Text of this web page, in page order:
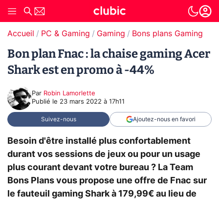
Accueil PC & Gaming Gaming Bons plans Gaming
Bon plan Fnac : la chaise gaming Acer
Shark est en promo à -44%
Par Robin Lamorlette
Publié le 23 mars 2022 à 17h11
Suivez-nous Ajoutez-nous en favori
Besoin d'être installé plus confortablement
durant vos sessions de jeux ou pour un usage
plus courant devant votre bureau ? La Team
Bons Plans vous propose une offre de Fnac sur
le fauteuil gaming Shark à 179,99€ au lieu de